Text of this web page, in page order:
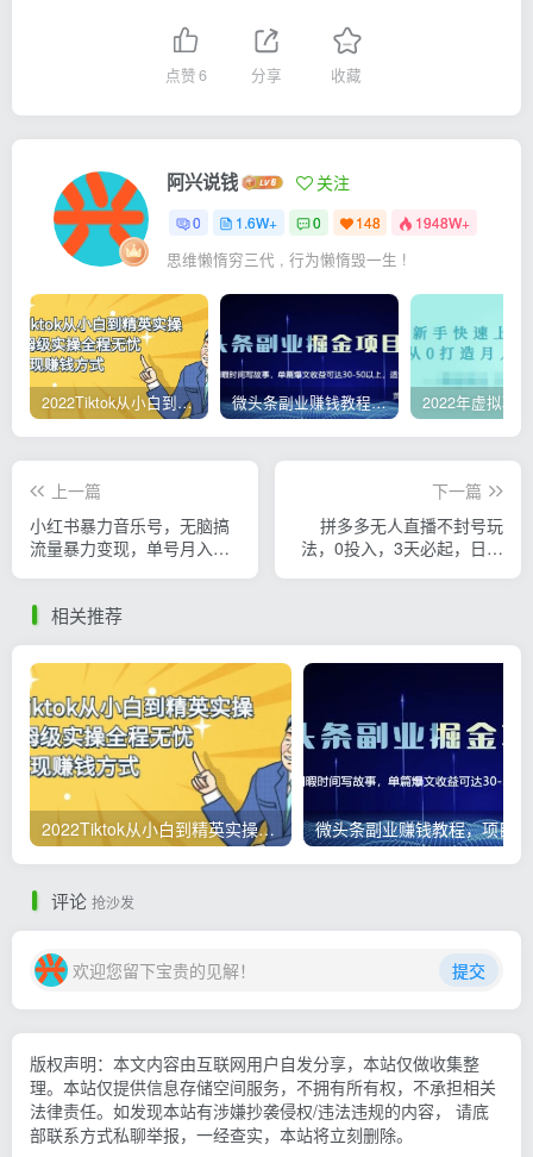
点赞6 分享 收藏
阿兴说钱 关注
0 1.6W+ 0 148 1948W+
思维懒惰穷三代 , 行为懒惰毁一生 !
2022Tiktok从小白到精英实操，0-1保姆级实操全程无忧，多种变现赚钱方式 微头条副业赚钱教程，项目单号单天做到50-100+收益
上一篇
小红书暴力音乐号，无脑搞
流量暴力变现，单号月入
下一篇
拼多多无人直播不封号玩
法，0投入，3天必起，日入
相关推荐
2022Tiktok从小白到精英实操，0-1保姆级实操全程无忧，多种变现赚钱方式
评论 抢沙发
欢迎您留下宝贵的见解！ 提交
版权声明：本文内容由互联网用户自发分享，本站仅做收集整
理。本站仅提供信息存储空间服务，不拥有所有权，不承担相关
法律责任。如发现本站有涉嫌抄袭侵权/违法违规的内容， 请底
部联系方式私聊举报，一经查实，本站将立刻删除。